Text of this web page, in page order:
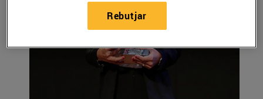
Rebutjar